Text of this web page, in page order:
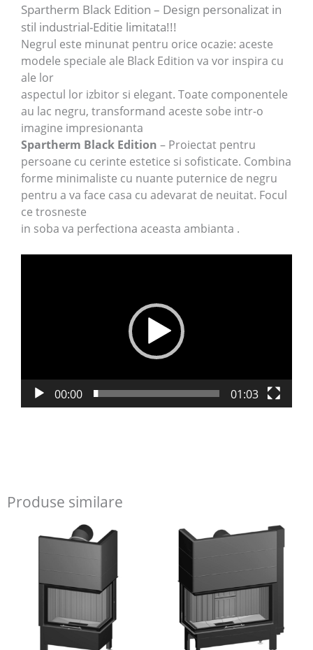
Spartherm Black Edition – Design personalizat in
stil industrial-Editie limitata!!!
Negrul este minunat pentru orice ocazie: aceste
modele speciale ale Black Edition va vor inspira cu
ale lor
aspectul lor izbitor si elegant. Toate componentele
au lac negru, transformand aceste sobe intr-o
imagine impresionanta
Spartherm Black Edition – Proiectat pentru
persoane cu cerinte estetice si sofisticate. Combina
forme minimaliste cu nuante puternice de negru
pentru a va face casa cu adevarat de neuitat. Focul
ce trosneste
in soba va perfectiona aceasta ambianta .
00:00 01:03
Produse similare